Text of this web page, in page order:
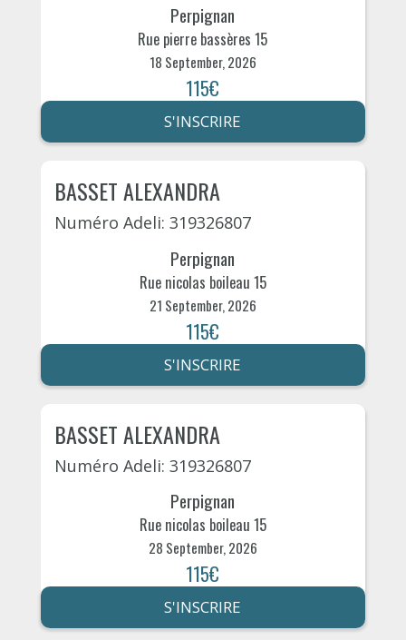
Perpignan
Rue pierre bassères 15
18 September, 2026
115€
S'INSCRIRE
BASSET ALEXANDRA
Numéro Adeli: 319326807
Perpignan
Rue nicolas boileau 15
21 September, 2026
115€
S'INSCRIRE
BASSET ALEXANDRA
Numéro Adeli: 319326807
Perpignan
Rue nicolas boileau 15
28 September, 2026
115€
S'INSCRIRE